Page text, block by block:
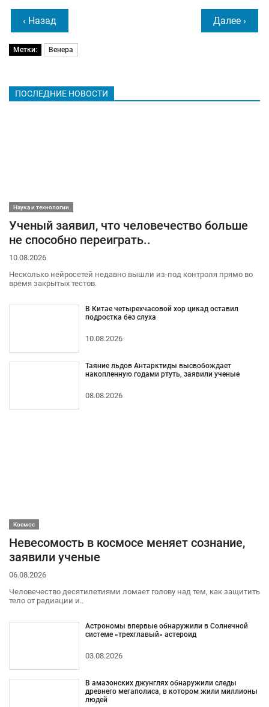
‹ Назад Далее ›
Метки: Венера
ПОСЛЕДНИЕ НОВОСТИ
Наука и технологии
Ученый заявил, что человечество больше
не способно переиграть..
10.08.2026
Несколько нейросетей недавно вышли из-под контроля прямо во
время закрытых тестов.
В Китае четырехчасовой хор цикад оставил
подростка без слуха
10.08.2026
Таяние льдов Антарктиды высвобождает
накопленную годами ртуть, заявили ученые
08.08.2026
Космос
Невесомость в космосе меняет сознание,
заявили ученые
06.08.2026
Человечество десятилетиями ломает голову над тем, как защитить
тело от радиации и..
Астрономы впервые обнаружили в Солнечной
системе «трехглавый» астероид
03.08.2026
В амазонских джунглях обнаружили следы
древнего мегаполиса, в котором жили миллионы
людей